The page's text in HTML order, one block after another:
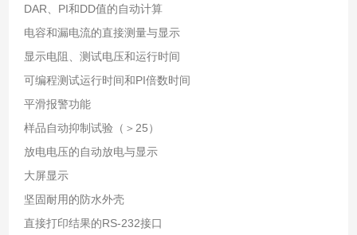
DAR、PI和DD值的自动计算
电容和漏电流的直接测量与显示
显示电阻、测试电压和运行时间
可编程测试运行时间和PI倍数时间
平滑报警功能
样品自动抑制试验（＞25）
放电电压的自动放电与显示
大屏显示
坚固耐用的防水外壳
直接打印结果的RS-232接口